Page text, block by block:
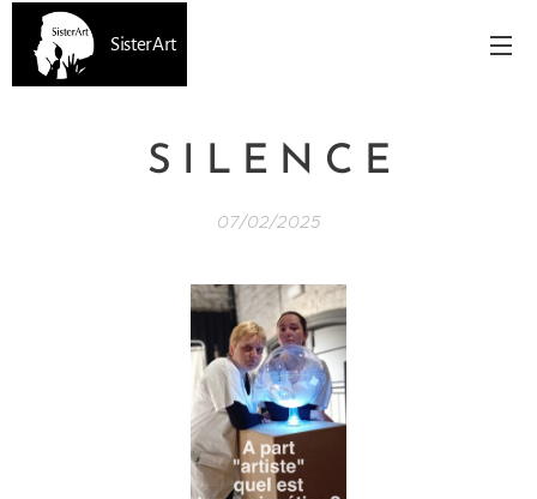
SisterArt
S I L E N C E
07/02/2025